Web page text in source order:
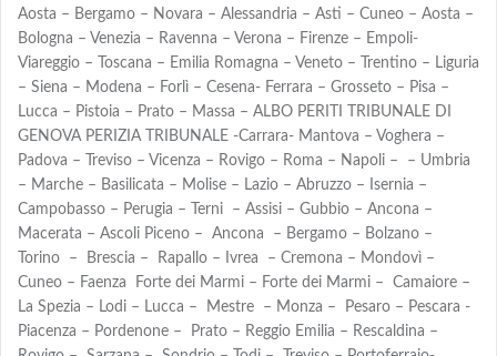
Aosta – Bergamo – Novara – Alessandria – Asti – Cuneo – Aosta –
Bologna – Venezia – Ravenna – Verona – Firenze – Empoli-
Viareggio – Toscana – Emilia Romagna – Veneto – Trentino – Liguria
– Siena – Modena – Forlì – Cesena- Ferrara – Grosseto – Pisa –
Lucca – Pistoia – Prato – Massa – ALBO PERITI TRIBUNALE DI
GENOVA PERIZIA TRIBUNALE -Carrara- Mantova – Voghera –
Padova – Treviso – Vicenza – Rovigo – Roma – Napoli – – Umbria
– Marche – Basilicata – Molise – Lazio – Abruzzo – Isernia –
Campobasso – Perugia – Terni – Assisi – Gubbio – Ancona –
Macerata – Ascoli Piceno – Ancona – Bergamo – Bolzano –
Torino – Brescia – Rapallo – Ivrea – Cremona – Mondovì –
Cuneo – Faenza Forte dei Marmi – Forte dei Marmi – Camaiore –
La Spezia – Lodi – Lucca – Mestre – Monza – Pesaro – Pescara -
Piacenza – Pordenone – Prato – Reggio Emilia – Rescaldina –